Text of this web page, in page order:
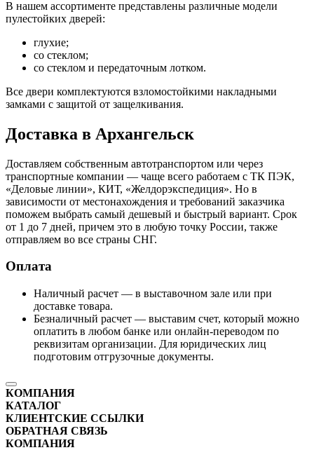
В нашем ассортименте представлены различные модели
пулестойких дверей:
глухие;
со стеклом;
со стеклом и передаточным лотком.
Все двери комплектуются взломостойкими накладными
замками с защитой от защелкивания.
Доставка в Архангельск
Доставляем собственным автотранспортом или через
транспортные компании — чаще всего работаем с ТК ПЭК,
«Деловые линии», КИТ, «Желдорэкспедиция». Но в
зависимости от местонахождения и требований заказчика
поможем выбрать самый дешевый и быстрый вариант. Срок
от 1 до 7 дней, причем это в любую точку России, также
отправляем во все страны СНГ.
Оплата
Наличный расчет — в выставочном зале или при
доставке товара.
Безналичный расчет — выставим счет, который можно
оплатить в любом банке или онлайн-переводом по
реквизитам организации. Для юридических лиц
подготовим отгрузочные документы.
КОМПАНИЯ
КАТАЛОГ
КЛИЕНТСКИЕ ССЫЛКИ
ОБРАТНАЯ СВЯЗЬ
КОМПАНИЯ